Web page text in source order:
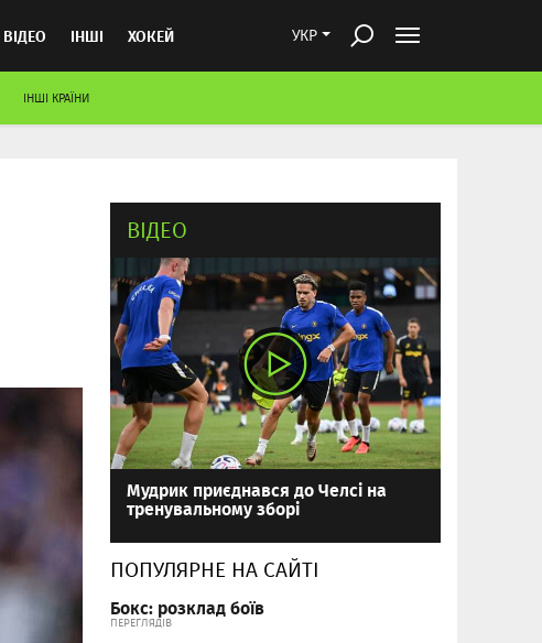
УКР
ВІДЕО ІНШІ ХОКЕЙ
ІНШІ КРАЇНИ
ВІДЕО
Мудрик приєднався до Челсі на
тренувальному зборі
ПОПУЛЯРНЕ НА САЙТІ
Бокс: розклад боїв
ПЕРЕГЛЯДІВ